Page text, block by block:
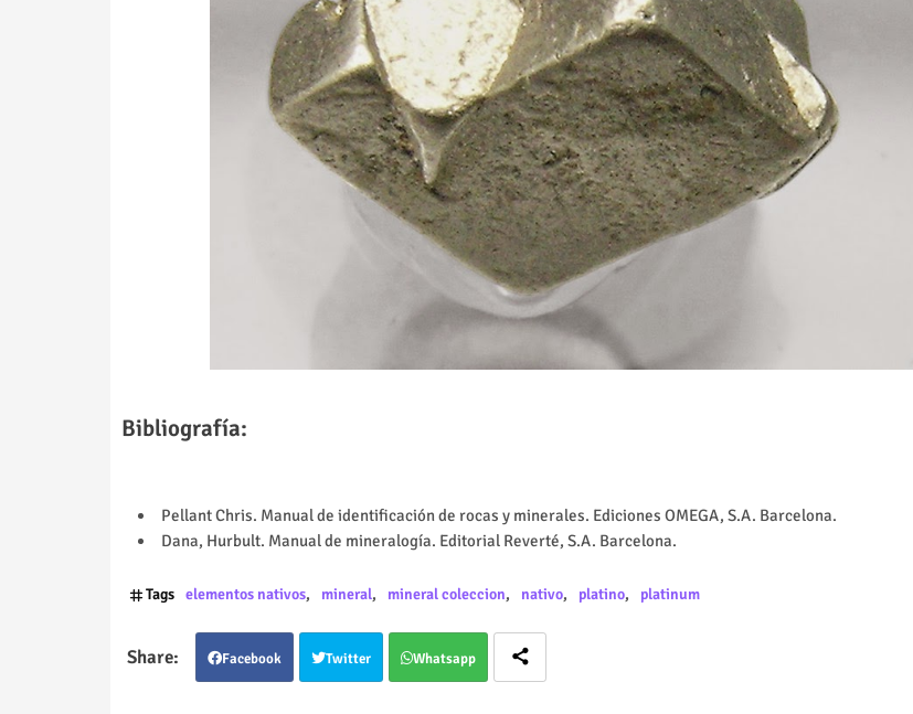
Bibliografía:
Pellant Chris. Manual de identificación de rocas y minerales. Ediciones OMEGA, S.A. Barcelona.
Dana, Hurbult. Manual de mineralogía. Editorial Reverté, S.A. Barcelona.
Tags elementos nativos mineral mineral coleccion nativo platino platinum
Facebook Twitter Whatsapp